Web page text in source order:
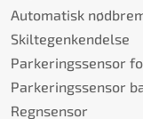
Automatisk
Skiltegenkendelse
Parkeringssensor
Parkeringssensor
Regnsensor